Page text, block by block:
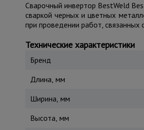
Сварочный инвертор BestWeld
сваркой черных и цветных
при проведении работ,
Технические характеристики
Бренд
Длина, мм
Ширина, мм
Высота, мм